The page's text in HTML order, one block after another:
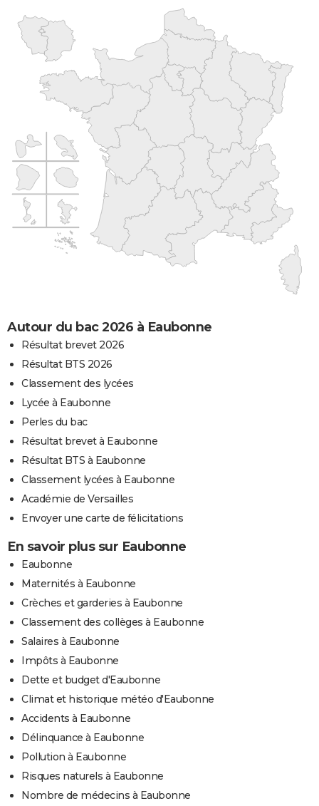
Autour du bac 2026 à Eaubonne
Résultat brevet 2026
Résultat BTS 2026
Classement des lycées
Lycée à Eaubonne
Perles du bac
Résultat brevet à Eaubonne
Résultat BTS à Eaubonne
Classement lycées à Eaubonne
Académie de Versailles
Envoyer une carte de félicitations
En savoir plus sur Eaubonne
Eaubonne
Maternités à Eaubonne
Crèches et garderies à Eaubonne
Classement des collèges à Eaubonne
Salaires à Eaubonne
Impôts à Eaubonne
Dette et budget d'Eaubonne
Climat et historique météo d'Eaubonne
Accidents à Eaubonne
Délinquance à Eaubonne
Pollution à Eaubonne
Risques naturels à Eaubonne
Nombre de médecins à Eaubonne